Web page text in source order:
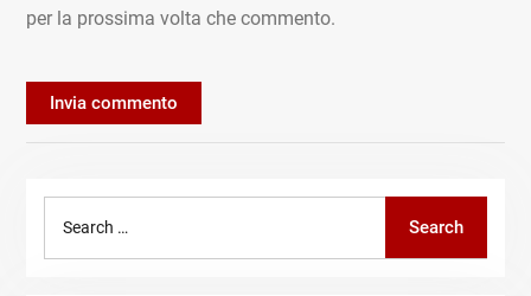
per la prossima volta che commento.
Search